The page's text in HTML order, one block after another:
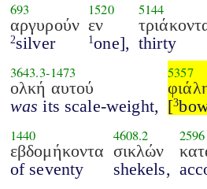
693
αργυρούν
2silver
1520
εν
1 one],
5144
thirty
3643.3-1473
ολκή αυτού
was its scale-weight,
5357
[3
1440
εβδομήκοντα
of seventy
4608.2
σικλών
shekels,
2596